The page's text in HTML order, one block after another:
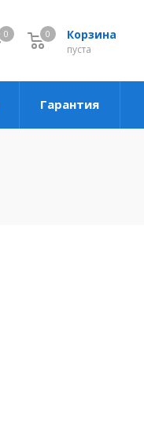
0 Корзина
пуста
0
Гарантия